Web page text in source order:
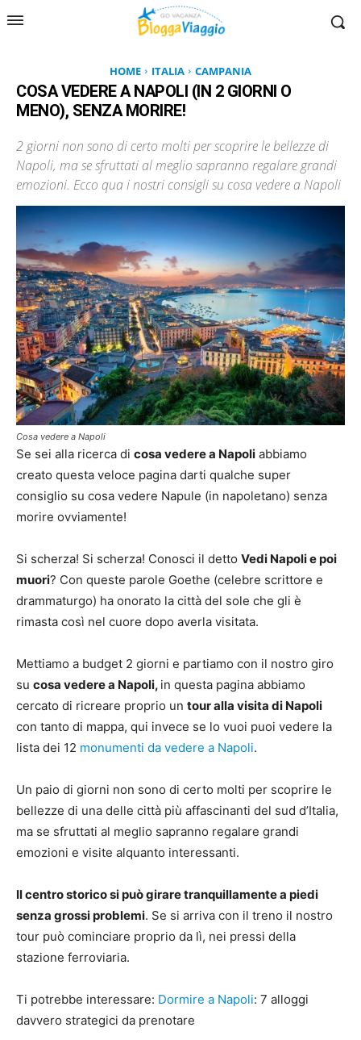
HOME ITALIA CAMPANIA
COSA VEDERE A NAPOLI (IN 2 GIORNI O
MENO), SENZA MORIRE!
2 giorni non sono di certo molti per scoprire le bellezze di
Napoli, ma se sfruttati al meglio sapranno regalare grandi
emozioni. Ecco qua i nostri consigli su cosa vedere a Napoli
Cosa vedere a Napoli
Se sei alla ricerca di cosa vedere a Napoli abbiamo
creato questa veloce pagina darti qualche super
consiglio su cosa vedere Napule (in napoletano) senza
morire ovviamente!
Si scherza! Si scherza! Conosci il detto Vedi Napoli e poi
muori? Con queste parole Goethe (celebre scrittore e
drammaturgo) ha onorato la città del sole che gli è
rimasta così nel cuore dopo averla visitata.
Mettiamo a budget 2 giorni e partiamo con il nostro giro
su cosa vedere a Napoli, in questa pagina abbiamo
cercato di ricreare proprio un tour alla visita di Napoli
con tanto di mappa, qui invece se lo vuoi puoi vedere la
lista dei 12 monumenti da vedere a Napoli.
Un paio di giorni non sono di certo molti per scoprire le
bellezze di una delle città più affascinanti del sud d’Italia,
ma se sfruttati al meglio sapranno regalare grandi
emozioni e visite alquanto interessanti.
Il centro storico si può girare tranquillamente a piedi
senza grossi problemi. Se si arriva con il treno il nostro
tour può cominciare proprio da lì, nei pressi della
stazione ferroviaria.
Ti potrebbe interessare: Dormire a Napoli: 7 alloggi
davvero strategici da prenotare